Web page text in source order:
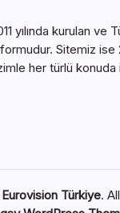
yılında kurulan ve
Sitemiz ise
her türlü
Eurovision Türkiye.